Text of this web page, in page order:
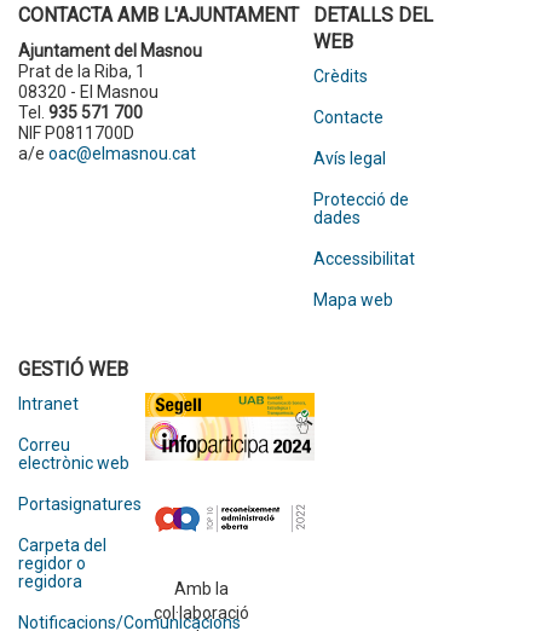
CONTACTA AMB L'AJUNTAMENT
Ajuntament del Masnou
Prat de la Riba, 1
08320 - El Masnou
Tel. 935 571 700
NIF P0811700D
a/e oac@elmasnou.cat
DETALLS DEL
WEB
Crèdits
Contacte
Avís legal
Protecció de
dades
Accessibilitat
Mapa web
GESTIÓ WEB
Intranet
Correu
electrònic web
Portasignatures
Carpeta del
regidor o
regidora
Notificacions/Comunicacions
Amb la
col·laboració